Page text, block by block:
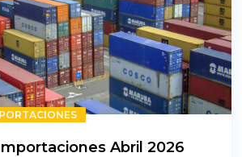
Abril 2026